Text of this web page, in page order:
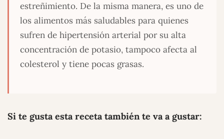
estreñimiento. De la misma manera, es uno de
los alimentos más saludables para quienes
sufren de hipertensión arterial por su alta
concentración de potasio, tampoco afecta al
colesterol y tiene pocas grasas.
Si te gusta esta receta también te va a gustar: